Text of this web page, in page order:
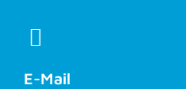
E-Mail